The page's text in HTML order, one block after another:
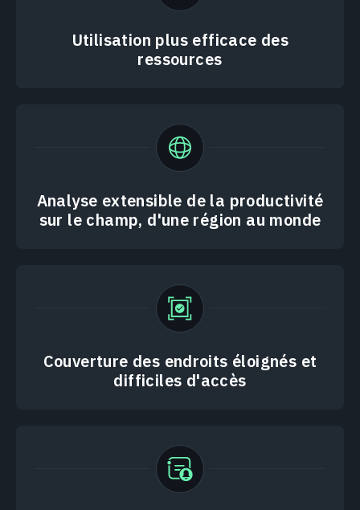
Utilisation plus efficace des
ressources
Analyse extensible de la productivité
sur le champ, d'une région au monde
Couverture des endroits éloignés et
difficiles d'accès